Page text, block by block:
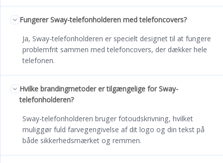
Fungerer Sway-telefonholderen med telefoncovers?
Ja, Sway-telefonholderen er specielt designet til at fungere
problemfrit sammen med telefoncovers, der dækker hele
telefonen.
Hvilke brandingmetoder er tilgængelige for Sway-
telefonholderen?
Sway-telefonholderen bruger fotoudskrivning, hvilket
muliggør fuld farvegengivelse af dit logo og din tekst på
både sikkerhedsmærket og remmen.